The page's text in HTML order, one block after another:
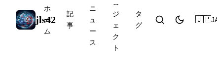
jls42
ホ
ー
ム
記
事
ニ
ュ
ー
ス
ロ
ジ
ェ
ク
ト
タ
グ
🇯🇵JA